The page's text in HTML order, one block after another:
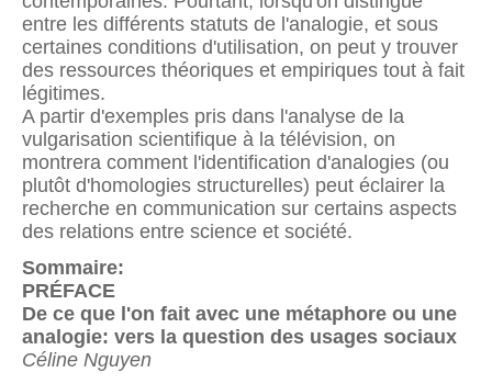
entre les différents statuts de l'analogie, et sous
certaines conditions d'utilisation, on peut y trouver
des ressources théoriques et empiriques tout à fait
légitimes.
A partir d'exemples pris dans l'analyse de la
vulgarisation scientifique à la télévision, on
montrera comment l'identification d'analogies (ou
plutôt d'homologies structurelles) peut éclairer la
recherche en communication sur certains aspects
des relations entre science et société.
Sommaire:
PRÉFACE
De ce que l'on fait avec une métaphore ou une
analogie: vers la question des usages sociaux
Céline Nguyen